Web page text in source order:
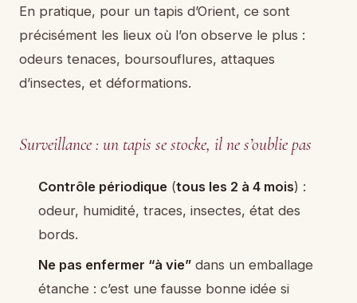
En pratique, pour un tapis d’Orient, ce sont
précisément les lieux où l’on observe le plus :
odeurs tenaces, boursouflures, attaques
d’insectes, et déformations.
Surveillance : un tapis se stocke, il ne s’oublie pas
Contrôle périodique(tous les 2 à 4 mois) :
odeur, humidité, traces, insectes, état des
bords.
Ne pas enfermer “à vie”dans un emballage
étanche : c’est une fausse bonne idée si